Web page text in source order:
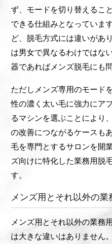
ず、モードを切り替えるこ
できる仕組みとなっていま
ど、脱毛方式には違いがあ
は男女で異なるわけではな
器であればメンズ脱毛にも
ただしメンズ専用のモード
性の濃く太い毛に強力にア
るマシンを選ぶことにより
の改善につながるケースも
毛を専門とするサロンを開
ズ向けに特化した業務用脱
す。
メンズ用とそれ以外の業
メンズ用とそれ以外の業務
は大きな違いはありません